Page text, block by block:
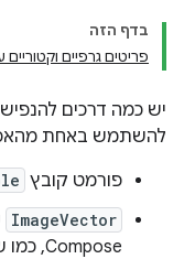
בדף הזה
פריטים גרפיים וקטוריים
להשתמש באחת
פורמט קובץ
ImageVector
Compose, כמו שמוסבר